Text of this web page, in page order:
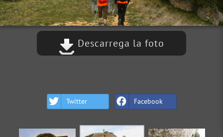
Descarrega la foto
Twitter Facebook